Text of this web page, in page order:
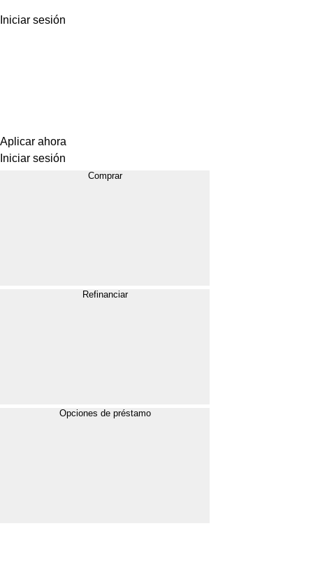
Iniciar sesión
Aplicar ahora
Iniciar sesión
Comprar
Refinanciar
Opciones de préstamo